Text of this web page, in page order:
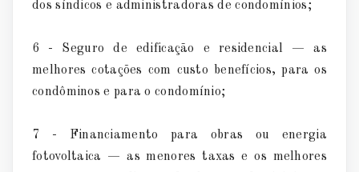
dos síndicos e administradoras de condomínios;
6 - Seguro de edificação e residencial — as
melhores cotações com custo benefícios, para os
condôminos e para o condomínio;
7 - Financiamento para obras ou energia
fotovoltaica — as menores taxas e os melhores